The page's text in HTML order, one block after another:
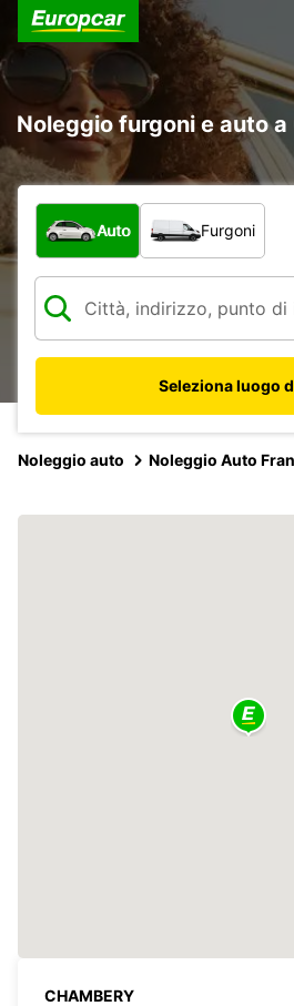
Noleggio furgoni e auto
Scegli la tipologia di veicolo:
Auto Furgoni
Seleziona luogo
Noleggio auto Noleggio Auto
CHAMBERY